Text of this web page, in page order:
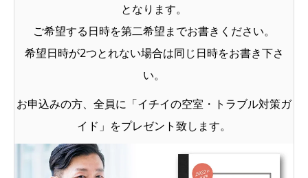
となります。
ご希望する日時を第二希望までお書きください。
希望日時が2つとれない場合は同じ日時をお書き下さ
い。
お申込みの方、全員に「イチイの空室・トラブル対策ガ
イド」をプレゼント致します。